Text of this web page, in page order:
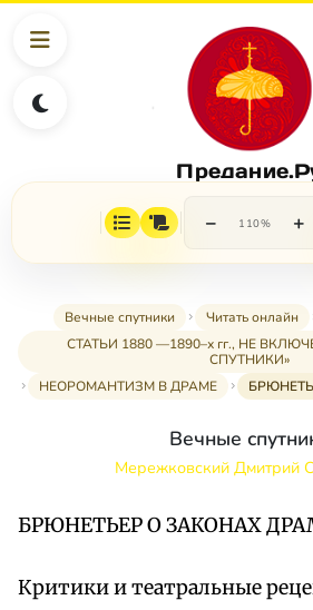
− 110% +
Вечные спутники Читать онлайн
СТАТЬИ 1880 —1890–х гг., НЕ
СПУТНИКИ»
НЕОРОМАНТИЗМ В ДРАМЕ
Вечные
Мережковский Дмитрий
БРЮНЕТЬЕР О ЗАКОНАХ
Критики и театральные